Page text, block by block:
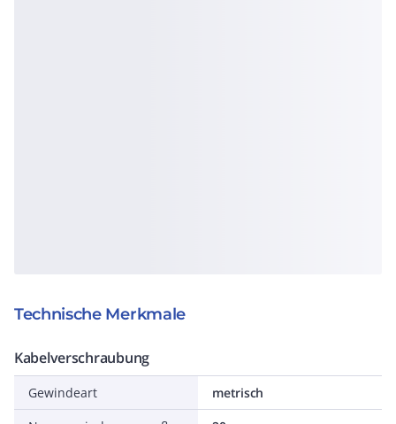
Technische Merkmale
Kabelverschraubung
Gewindeart
metrisch